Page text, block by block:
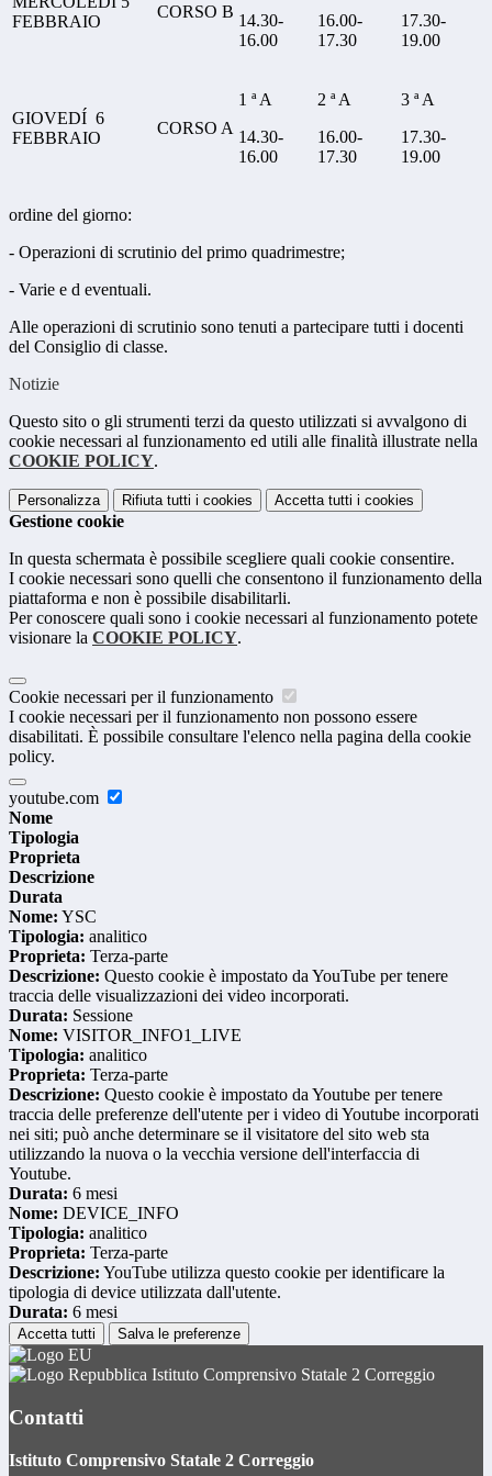
FEBBRAIO
CORSO B 14.30-
16.00
16.00-
17.30
17.30-
19.00
GIOVEDÍ 6
FEBBRAIO
CORSO A
1 ª A
14.30-
16.00
2 ª A
16.00-
17.30
3 ª A
17.30-
19.00
ordine del giorno:
- Operazioni di scrutinio del primo quadrimestre;
- Varie e d eventuali.
Alle operazioni di scrutinio sono tenuti a partecipare tutti i docenti
del Consiglio di classe.
Notizie
Questo sito o gli strumenti terzi da questo utilizzati si avvalgono di
cookie necessari al funzionamento ed utili alle finalità illustrate nella
COOKIE POLICY.
Personalizza Rifiuta tutti i cookies Accetta tutti i cookies
Gestione cookie
In questa schermata è possibile scegliere quali cookie consentire.
I cookie necessari sono quelli che consentono il funzionamento della
piattaforma e non è possibile disabilitarli.
Per conoscere quali sono i cookie necessari al funzionamento potete
visionare la COOKIE POLICY.
Cookie necessari per il funzionamento
I cookie necessari per il funzionamento non possono essere
disabilitati. È possibile consultare l'elenco nella pagina della cookie
policy.
youtube.com
Nome
Tipologia
Proprieta
Descrizione
Durata
Nome: YSC
Tipologia: analitico
Proprieta: Terza-parte
Descrizione: Questo cookie è impostato da YouTube per tenere
traccia delle visualizzazioni dei video incorporati.
Durata: Sessione
Nome: VISITOR_INFO1_LIVE
Tipologia: analitico
Proprieta: Terza-parte
Descrizione: Questo cookie è impostato da Youtube per tenere
traccia delle preferenze dell'utente per i video di Youtube incorporati
nei siti; può anche determinare se il visitatore del sito web sta
utilizzando la nuova o la vecchia versione dell'interfaccia di
Youtube.
Durata: 6 mesi
Nome: DEVICE_INFO
Tipologia: analitico
Proprieta: Terza-parte
Descrizione: YouTube utilizza questo cookie per identificare la
tipologia di device utilizzata dall'utente.
Durata: 6 mesi
Accetta tutti Salva le preferenze
Istituto Comprensivo Statale 2 Correggio
Contatti
Istituto Comprensivo Statale 2 Correggio